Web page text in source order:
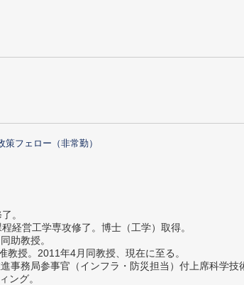
フェロー（非常勤）
。
経営工学専攻修了。博士（工学）取得。
助教授。
授。2011年4月同教授、現在に至る。
事務局参事官（インフラ・防災担当）付上席科学技
ング。